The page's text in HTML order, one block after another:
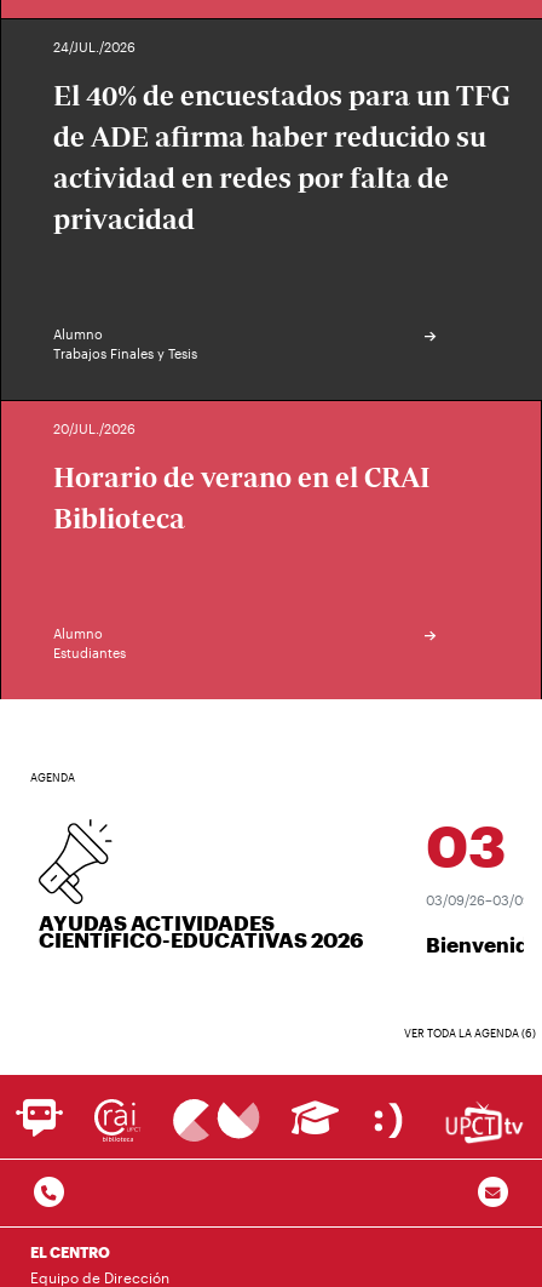
24/JUL./2026
El 40% de encuestados para un TFG
de ADE afirma haber reducido su
actividad en redes por falta de
privacidad
Alumno
Trabajos Finales y Tesis
20/JUL./2026
Horario de verano en el CRAI
Biblioteca
Alumno
Estudiantes
AGENDA
AYUDAS ACTIVIDADES
CIENTÍFICO-EDUCATIVAS 2026
03
03/09/26–03/09/26
Bienvenida
VER TODA LA AGENDA (6)
EL CENTRO
Equipo de Dirección